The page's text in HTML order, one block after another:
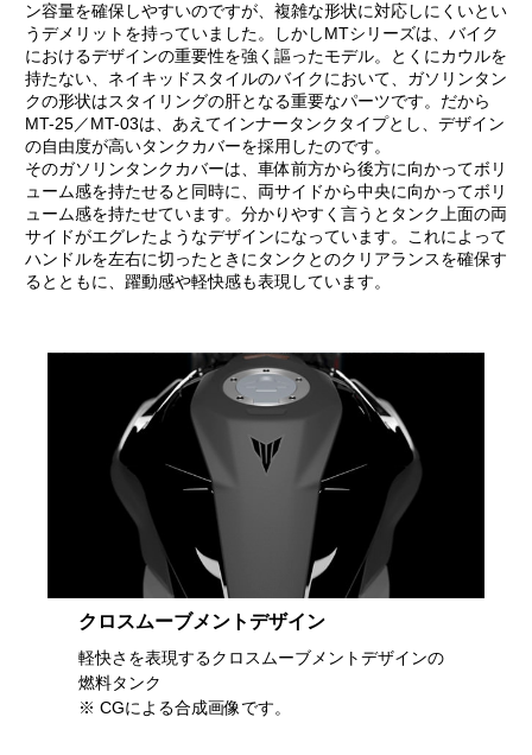
ン容量を確保しやすいのですが、複雑な形状に対応しにくいとい
うデメリットを持っていました。しかしMTシリーズは、バイク
におけるデザインの重要性を強く謳ったモデル。とくにカウルを
持たない、ネイキッドスタイルのバイクにおいて、ガソリンタン
クの形状はスタイリングの肝となる重要なパーツです。だから
MT-25／MT-03は、あえてインナータンクタイプとし、デザイン
の自由度が高いタンクカバーを採用したのです。
そのガソリンタンクカバーは、車体前方から後方に向かってボリ
ューム感を持たせると同時に、両サイドから中央に向かってボリ
ューム感を持たせています。分かりやすく言うとタンク上面の両
サイドがエグレたようなデザインになっています。これによって
ハンドルを左右に切ったときにタンクとのクリアランスを確保す
るとともに、躍動感や軽快感も表現しています。
クロスムーブメントデザイン
軽快さを表現するクロスムーブメントデザインの
燃料タンク
※ CGによる合成画像です。